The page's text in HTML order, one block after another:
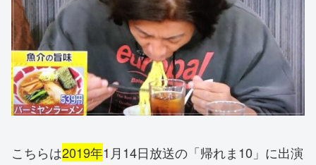
こちらは2019年1月14日放送の「帰れま10」に出演